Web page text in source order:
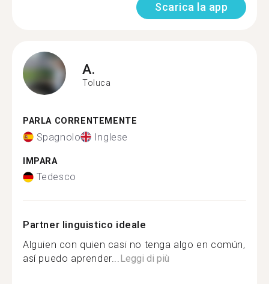
Scarica la app
A.
Toluca
PARLA CORRENTEMENTE
Spagnolo Inglese
IMPARA
Tedesco
Partner linguistico ideale
Alguien con quien casi no tenga algo en común,
así puedo aprender...Leggi di più